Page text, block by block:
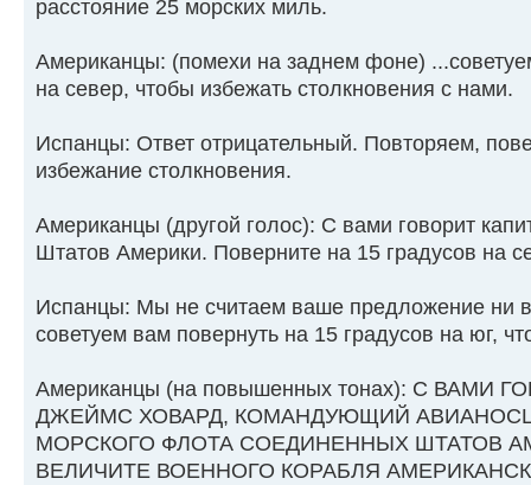
расстояние 25 морских миль.
Американцы: (помехи на заднем фоне)
на север, чтобы избежать столкновения с нами.
Испанцы: Ответ отрицательный. Повторяем,
избежание столкновения.
Американцы (другой голос): С вами говорит
Штатов Америки. Поверните на 15 градусов на
Испанцы: Мы не считаем ваше предложение ни
советуем вам повернуть на 15 градусов на юг,
Американцы (на повышенных тонах): С ВАМИ
ДЖЕЙМС ХОВАРД, КОМАНДУЮЩИЙ
МОРСКОГО ФЛОТА СОЕДИНЕННЫХ ШТАТОВ
ВЕЛИЧИТЕ ВОЕННОГО КОРАБЛЯ